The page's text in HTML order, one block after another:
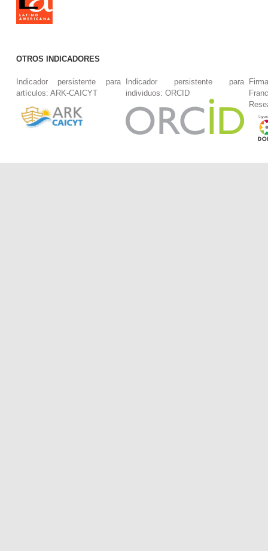
OTROS INDICADORES
Indicador persistente para
artículos: ARK-CAICYT
Indicador persistente para
individuos: ORCID